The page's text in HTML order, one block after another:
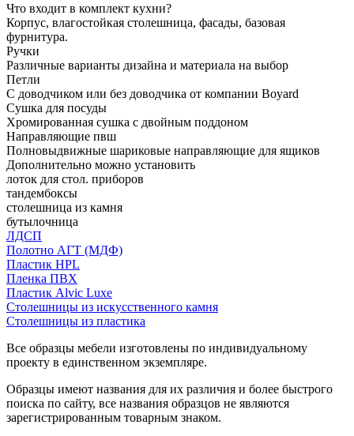
Что входит в комплект кухни?
Корпус, влагостойкая столешница, фасады, базовая
фурнитура.
Ручки
Различные варианты дизайна и материала на выбор
Петли
С доводчиком или без доводчика от компании Boyard
Сушка для посуды
Хромированная сушка с двойным поддоном
Направляющие пвш
Полновыдвижные шариковые направляющие для ящиков
Дополнительно можно установить
лоток для стол. приборов
тандембоксы
столешница из камня
бутылочница
ЛДСП
Полотно АГТ (МДФ)
Пластик HPL
Пленка ПВХ
Пластик Alvic Luxe
Столешницы из искусственного камня
Столешницы из пластика
Все образцы мебели изготовлены по индивидуальному
проекту в единственном экземпляре.
Образцы имеют названия для их различия и более быстрого
поиска по сайту, все названия образцов не являются
зарегистрированным товарным знаком.